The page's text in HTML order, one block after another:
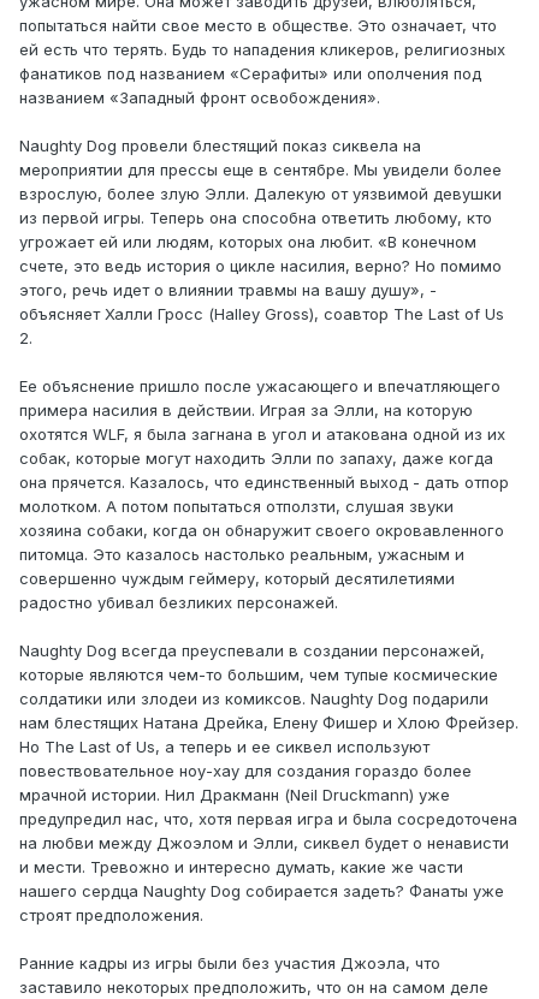
попытаться найти свое место в обществе. Это означает, что
ей есть что терять. Будь то нападения кликеров, религиозных
фанатиков под названием «Серафиты» или ополчения под
названием «Западный фронт освобождения».
Naughty Dog провели блестящий показ сиквела на
мероприятии для прессы еще в сентябре. Мы увидели более
взрослую, более злую Элли. Далекую от уязвимой девушки
из первой игры. Теперь она способна ответить любому, кто
угрожает ей или людям, которых она любит. «В конечном
счете, это ведь история о цикле насилия, верно? Но помимо
этого, речь идет о влиянии травмы на вашу душу», -
объясняет Халли Гросс (Halley Gross), соавтор The Last of Us
2.
Ее объяснение пришло после ужасающего и впечатляющего
примера насилия в действии. Играя за Элли, на которую
охотятся WLF, я была загнана в угол и атакована одной из их
собак, которые могут находить Элли по запаху, даже когда
она прячется. Казалось, что единственный выход - дать отпор
молотком. А потом попытаться отползти, слушая звуки
хозяина собаки, когда он обнаружит своего окровавленного
питомца. Это казалось настолько реальным, ужасным и
совершенно чуждым геймеру, который десятилетиями
радостно убивал безликих персонажей.
Naughty Dog всегда преуспевали в создании персонажей,
которые являются чем-то большим, чем тупые космические
солдатики или злодеи из комиксов. Naughty Dog подарили
нам блестящих Натана Дрейка, Елену Фишер и Хлою Фрейзер.
Но The Last of Us, а теперь и ее сиквел используют
повествовательное ноу-хау для создания гораздо более
мрачной истории. Нил Дракманн (Neil Druckmann) уже
предупредил нас, что, хотя первая игра и была сосредоточена
на любви между Джоэлом и Элли, сиквел будет о ненависти
и мести. Тревожно и интересно думать, какие же части
нашего сердца Naughty Dog собирается задеть? Фанаты уже
строят предположения.
Ранние кадры из игры были без участия Джоэла, что
заставило некоторых предположить, что он на самом деле